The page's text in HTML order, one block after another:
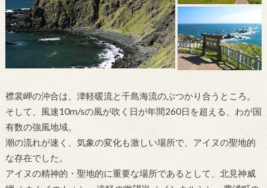
襟裳岬の沖合は、津軽暖流と千島海流のぶつかり合うところ。
そして、風速10m/sの風が吹く日が年間260日を超える、わが国
有数の強風地域。
潮の流れが速く、気象の変化も激しい場所で、アイヌの聖地的
な存在でした。
アイヌの精神的・聖地的に重要な場所であるとして、北見神威